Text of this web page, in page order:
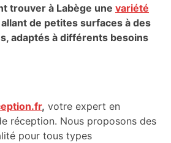
trouver à Labège une variété
allant de petites surfaces à des
adaptés à différents besoins
, votre expert en
réception. Nous proposons des
pour tous types